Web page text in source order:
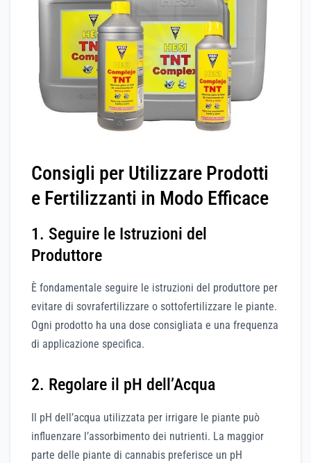
Consigli per Utilizzare Prodotti
e Fertilizzanti in Modo Efficace
1. Seguire le Istruzioni del
Produttore
È fondamentale seguire le istruzioni del produttore per
evitare di sovrafertilizzare o sottofertilizzare le piante.
Ogni prodotto ha una dose consigliata e una frequenza
di applicazione specifica.
2. Regolare il pH dell’Acqua
Il pH dell’acqua utilizzata per irrigare le piante può
influenzare l’assorbimento dei nutrienti. La maggior
parte delle piante di cannabis preferisce un pH